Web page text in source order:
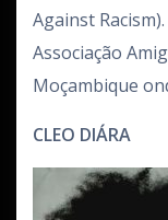
Against
Associação
Moçambique
CLEO DIÁRA